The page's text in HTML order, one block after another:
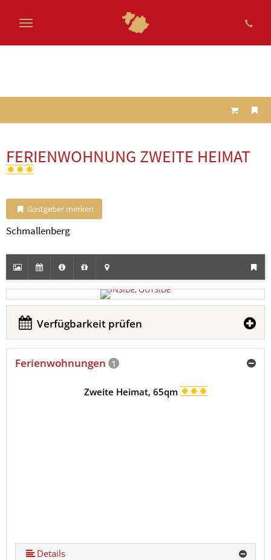
Hauptinhalt
FERIENWOHNUNG ZWEITE HEIMAT
Gastgeber merken
Schmallenberg
Verfügbarkeit prüfen
Ferienwohnungen 1
Zweite Heimat, 65qm
Details